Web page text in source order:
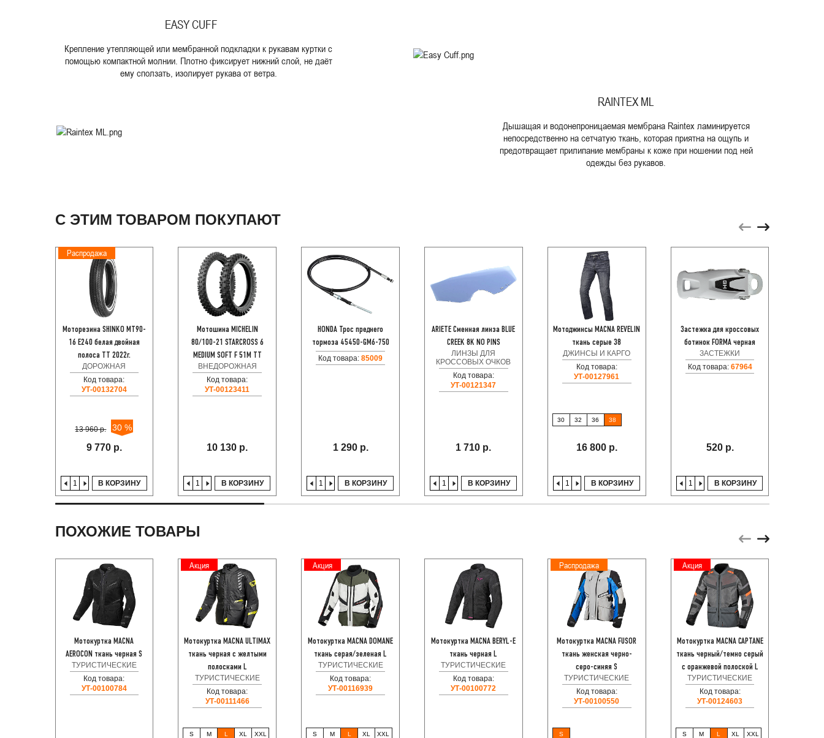
EASY CUFF
Крепление утепляющей или мембранной подкладки к рукавам куртки с
помощью компактной молнии. Плотно фиксирует нижний слой, не даёт
ему сползать, изолирует рукава от ветра.
RAINTEX ML
Дышащая и водонепроницаемая мембрана Raintex ламинируется
непосредственно на сетчатую ткань, которая приятна на ощупь и
предотвращает прилипание мембраны к коже при ношении под ней
одежды без рукавов.
С ЭТИМ ТОВАРОМ ПОКУПАЮТ
Распродажа
Моторезина SHINKO MT90-
16 E240 белая двойная
полоса TT 2022г.
ДОРОЖНАЯ
Код товара:
УТ-00132704
13 960 р. 30 %
9 770 р.
В КОРЗИНУ
Мотошина MICHELIN
80/100-21 STARCROSS 6
MEDIUM SOFT F 51M TT
ВНЕДОРОЖНАЯ
Код товара:
УТ-00123411
10 130 р.
В КОРЗИНУ
HONDA Трос преднего
тормоза 45450-GM6-750
Код товара:85009
1 290 р.
В КОРЗИНУ
ARIETE Сменная линза BLUE
CREEK 8K NO PINS
ЛИНЗЫ ДЛЯ
КРОССОВЫХ ОЧКОВ
Код товара:
УТ-00121347
1 710 р.
В КОРЗИНУ
Мотоджинсы MACNA REVELIN
ткань серые 38
ДЖИНСЫ И КАРГО
Код товара:
УТ-00127961
30 32 36 38
16 800 р.
В КОРЗИНУ
Застежка для кроссовых
ботинок FORMA черная
ЗАСТЕЖКИ
Код товара: 67964
520 р.
В КОРЗИНУ
ПОХОЖИЕ ТОВАРЫ
Мотокуртка MACNA
AEROCON ткань черная S
ТУРИСТИЧЕСКИЕ
Код товара:
УТ-00100784
Акция
Мотокуртка MACNA ULTIMAX
ткань черная с желтыми
полосками L
ТУРИСТИЧЕСКИЕ
Код товара:
УТ-00111466
S M L XL XXL
Акция
Мотокуртка MACNA DOMANE
ткань серая/зеленая L
ТУРИСТИЧЕСКИЕ
Код товара:
УТ-00116939
S M L XL XXL
Мотокуртка MACNA BERYL-E
ткань черная L
ТУРИСТИЧЕСКИЕ
Код товара:
УТ-00100772
Распродажа
Мотокуртка MACNA FUSOR
ткань женская черно-
серо-синяя S
ТУРИСТИЧЕСКИЕ
Код товара:
УТ-00100550
S
Акция
Мотокуртка MACNA CAPTANE
ткань черный/темно серый
с оранжевой полоской L
ТУРИСТИЧЕСКИЕ
Код товара:
УТ-00124603
S M L XL XXL